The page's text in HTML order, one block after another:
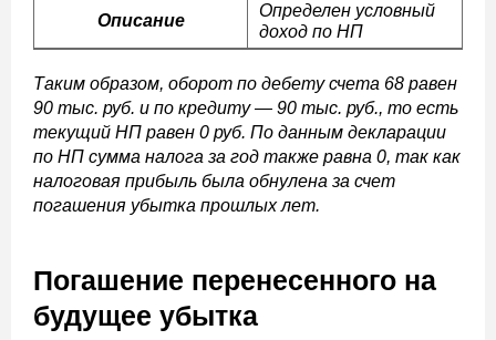
Описание
Определен условный
доход по НП
Таким образом, оборот по дебету счета 68 равен
90 тыс. руб. и по кредиту — 90 тыс. руб., то есть
текущий НП равен 0 руб. По данным декларации
по НП сумма налога за год также равна 0, так как
налоговая прибыль была обнулена за счет
погашения убытка прошлых лет.
Погашение перенесенного на
будущее убытка